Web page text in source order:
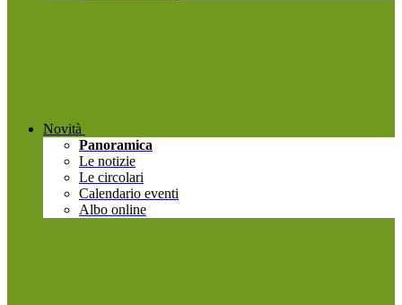
Novità
Panoramica
Le notizie
Le circolari
Calendario eventi
Albo online